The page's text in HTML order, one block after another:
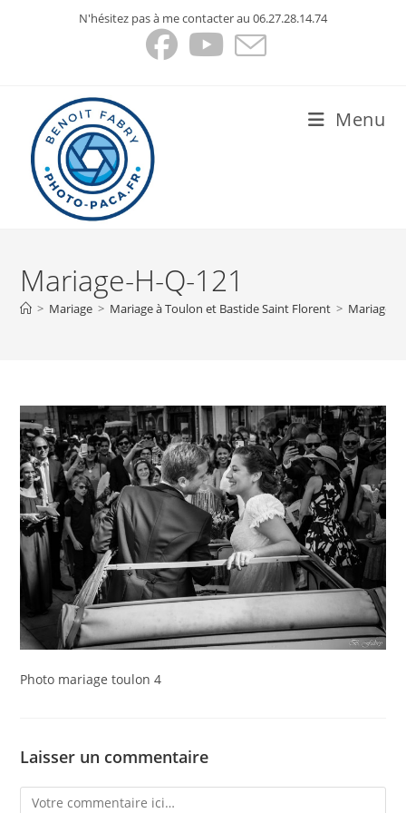
N'hésitez pas à me contacter au 06.27.28.14.74
Menu
Mariage-H-Q-121
> Mariage > Mariage à Toulon et Bastide Saint Florent > Mariage-
Photo mariage toulon 4
Laisser un commentaire
Comment